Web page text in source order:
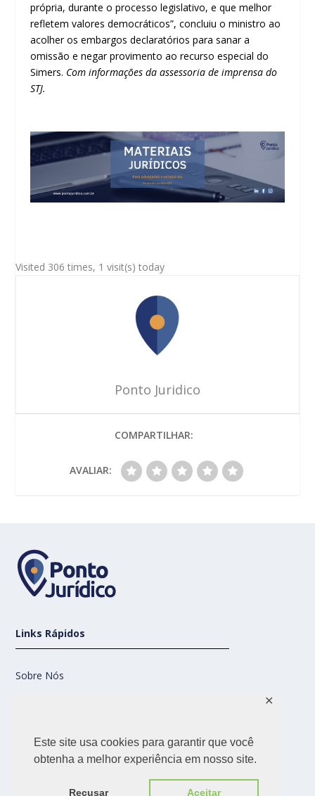
Este site usa cookies para garantir que você
obtenha a melhor experiência em nosso site.
Recusar Aceitar
✕
própria, durante o processo legislativo, e que melhor
refletem valores democráticos”, concluiu o ministro ao
acolher os embargos declaratórios para sanar a
omissão e negarprovimento ao recurso especial do
Simers. Com informações da assessoria de imprensa do
STJ.
Visited 306 times, 1 visit(s) today
Ponto Juridico
COMPARTILHAR:
AVALIAR:
Links Rápidos
Sobre Nós
Nossas Redes